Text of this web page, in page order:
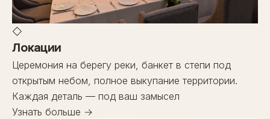
◇
Локации
Церемония на берегу реки, банкет в степи под
открытым небом, полное выкупание территории.
Каждая деталь — под ваш замысел
Узнать больше →